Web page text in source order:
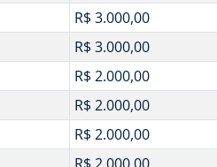
R$ 3.000,00
R$ 3.000,00
R$ 2.000,00
R$ 2.000,00
R$ 2.000,00